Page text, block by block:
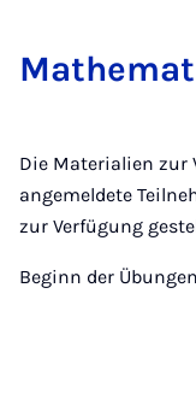
Die Materialien zur
angemeldete
zur Verfügung
Beginn der